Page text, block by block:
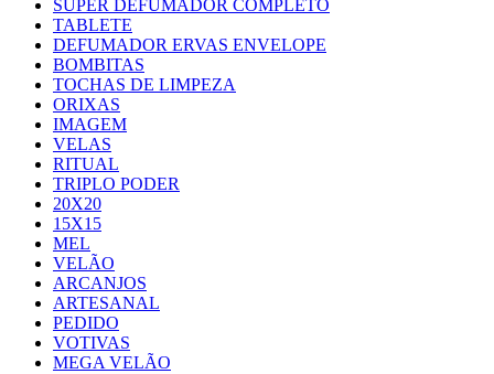
SUPER DEFUMADOR COMPLETO
TABLETE
DEFUMADOR ERVAS ENVELOPE
BOMBITAS
TOCHAS DE LIMPEZA
ORIXAS
IMAGEM
VELAS
RITUAL
TRIPLO PODER
20X20
15X15
MEL
VELÃO
ARCANJOS
ARTESANAL
PEDIDO
VOTIVAS
MEGA VELÃO